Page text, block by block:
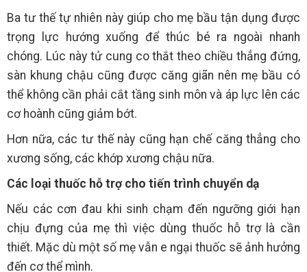
Ba tư thế tự nhiên này giúp cho mẹ bầu tận dụng được
trọng lực hướng xuống để thúc bé ra ngoài nhanh
chóng. Lúc này tử cung co thắt theo chiều thẳng đứng,
sàn khung chậu cũng được căng giãn nên mẹ bầu có
thể không cần phải cắt tầng sinh môn và áp lực lên các
cơ hoành cũng giảm bớt.
Hơn nữa, các tư thế này cũng hạn chế căng thẳng cho
xương sống, các khớp xương chậu nữa.
Các loại thuốc hỗ trợ cho tiến trình chuyển dạ
Nếu các cơn đau khi sinh chạm đến ngưỡng giới hạn
chịu đựng của mẹ thì việc dùng thuốc hỗ trợ là cần
thiết. Mặc dù một số mẹ vẫn e ngại thuốc sẽ ảnh hưởng
đến cơ thể mình.